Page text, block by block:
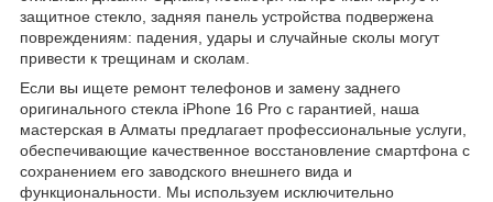
защитное стекло, задняя панель устройства подвержена
повреждениям: падения, удары и случайные сколы могут
привести к трещинам и сколам.
Если вы ищете ремонт телефонов и замену заднего
оригинального стекла iPhone 16 Pro с гарантией, наша
мастерская в Алматы предлагает профессиональные услуги,
обеспечивающие качественное восстановление смартфона с
сохранением его заводского внешнего вида и
функциональности. Мы используем исключительно